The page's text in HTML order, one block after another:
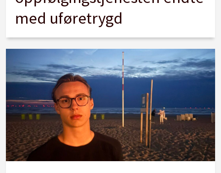
med uføretrygd